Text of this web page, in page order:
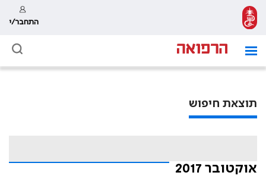
התחבר/י
תוצאת חיפוש
אוקטובר 2017